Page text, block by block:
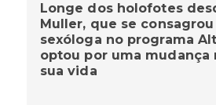
Longe dos holofotes
Muller, que se
sexóloga no programa
optou por uma mudança
sua vida